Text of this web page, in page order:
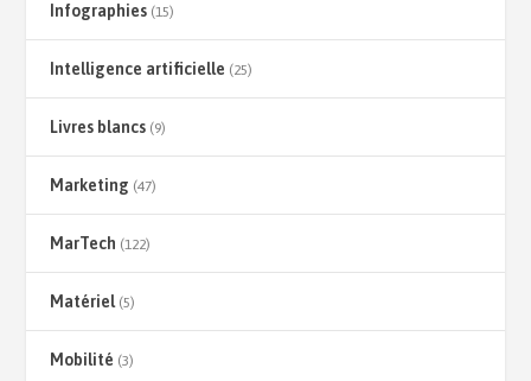
Infographies (15)
Intelligence artificielle (25)
Livres blancs (9)
Marketing (47)
MarTech (122)
Matériel(5)
Mobilité (3)